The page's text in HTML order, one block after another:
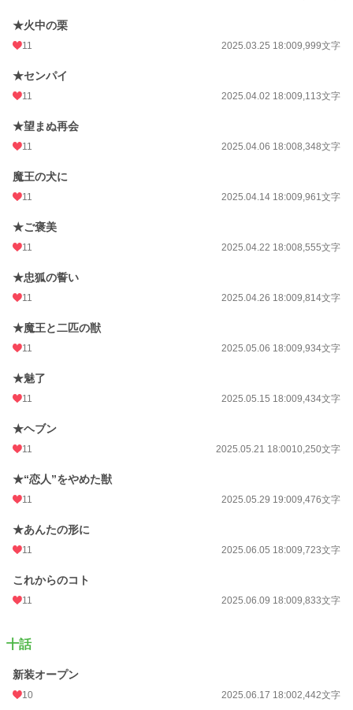
★火中の栗
11 2025.03.25 18:009,999文字
★センパイ
11 2025.04.02 18:009,113文字
★望まぬ再会
11 2025.04.06 18:008,348文字
魔王の犬に
11 2025.04.14 18:009,961文字
★ご褒美
11 2025.04.22 18:008,555文字
★忠狐の誓い
11 2025.04.26 18:009,814文字
★魔王と二匹の獣
11 2025.05.06 18:009,934文字
★魅了
11 2025.05.15 18:009,434文字
★ヘブン
11 2025.05.21 18:0010,250文字
★“恋人”をやめた獣
11 2025.05.29 19:009,476文字
★あんたの形に
11 2025.06.05 18:009,723文字
これからのコト
11 2025.06.09 18:009,833文字
十話
新装オープン
10 2025.06.17 18:002,442文字